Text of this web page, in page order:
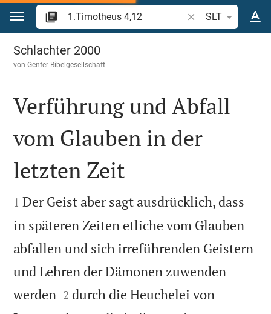
Zum Inhalt springen
Bibelstelle oder
SLT
1.Timotheus 4
Schlachter 2000
vonGenfer Bibelgesellschaft

Verführung und Abfall
vom Glauben in der
letzten Zeit

1 Der Geist aber sagt ausdrücklich, dass
in späteren Zeiten etliche vom Glauben
abfallen und sich irreführenden Geistern
und Lehren der Dämonen zuwenden
werden 

2 durch die Heuchelei von